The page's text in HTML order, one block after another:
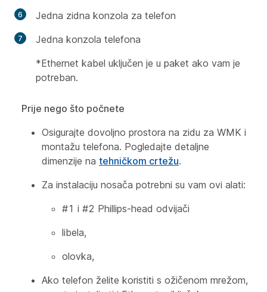
Jedna zidna konzola za telefon
Jedna konzola telefona
*Ethernet kabel uključen je u paket ako vam je
potreban.
Prije nego što počnete
Osigurajte dovoljno prostora na zidu za WMK i
montažu telefona. Pogledajte detaljne
dimenzije na tehničkom crtežu.
Za instalaciju nosača potrebni su vam ovi alati:
#1 i #2 Phillips-head odvijači
libela,
olovka,
Ako telefon želite koristiti s ožičenom mrežom,